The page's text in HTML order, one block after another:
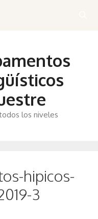
los niveles
hipicos-
3